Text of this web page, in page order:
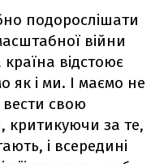
подорослішати
війни
відстоює
як і ми. І маємо не
свою
критикуючи за те,
і всередині